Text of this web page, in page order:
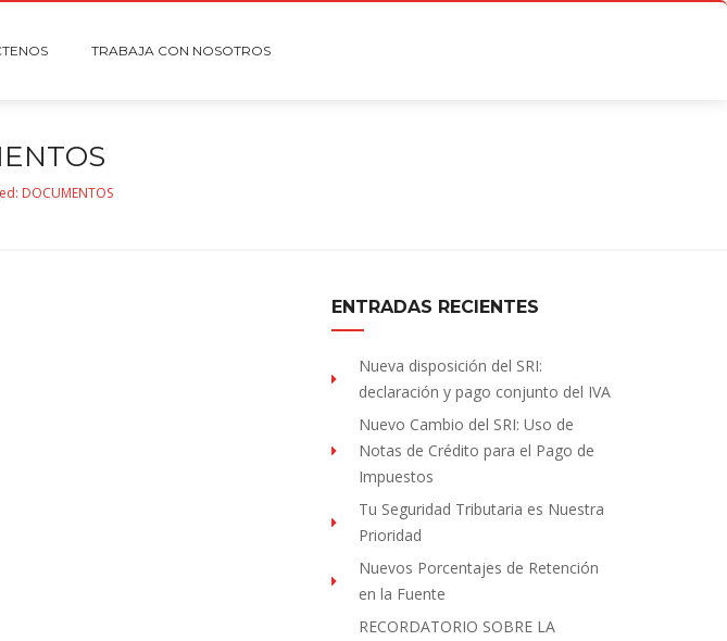
TRABAJA CON NOSOTROS
DOCUMENTOS
ENTRADAS RECIENTES
Nueva disposición del SRI:
declaración y pago conjunto del IVA
Nuevo Cambio del SRI: Uso de
Notas de Crédito para el Pago de
Impuestos
Tu Seguridad Tributaria es Nuestra
Prioridad
Nuevos Porcentajes de Retención
en la Fuente
RECORDATORIO SOBRE LA